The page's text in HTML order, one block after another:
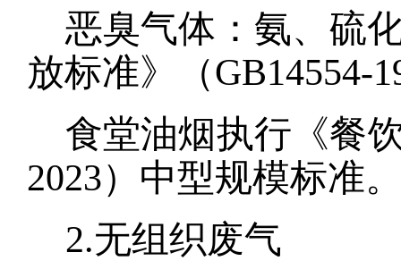
恶臭气体：氨、硫
放标准》（GB14554-
食堂油烟执行《餐
2023）中型规模标准
2.无组织废气